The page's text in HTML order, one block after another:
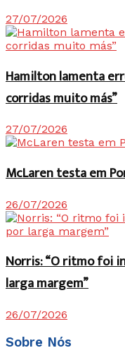
27/07/2026
Hamilton lamenta
corridas muito más”
27/07/2026
McLaren testa em
26/07/2026
Norris: “O ritmo foi
larga margem”
26/07/2026
Sobre Nós